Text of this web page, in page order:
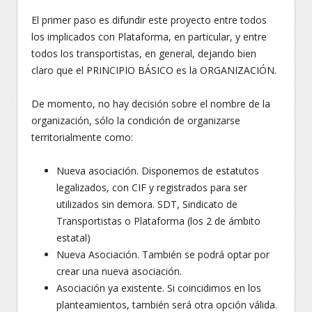
El primer paso es difundir este proyecto entre todos
los implicados con Plataforma, en particular, y entre
todos los transportistas, en general, dejando bien
claro que el PRINCIPIO BÁSICO es la ORGANIZACIÓN.
De momento, no hay decisión sobre el nombre de la
organización, sólo la condición de organizarse
territorialmente como:
Nueva asociación. Disponemos de estatutos
legalizados, con CIF y registrados para ser
utilizados sin demora. SDT, Sindicato de
Transportistas o Plataforma (los 2 de ámbito
estatal)
Nueva Asociación. También se podrá optar por
crear una nueva asociación.
Asociación ya existente. Si coincidimos en los
planteamientos, también será otra opción válida.